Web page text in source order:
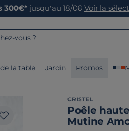
300€* jusqu’au 18/08 Voir la
vous ?
la table Jardin Promos
CRISTEL
Poêle
Mutine